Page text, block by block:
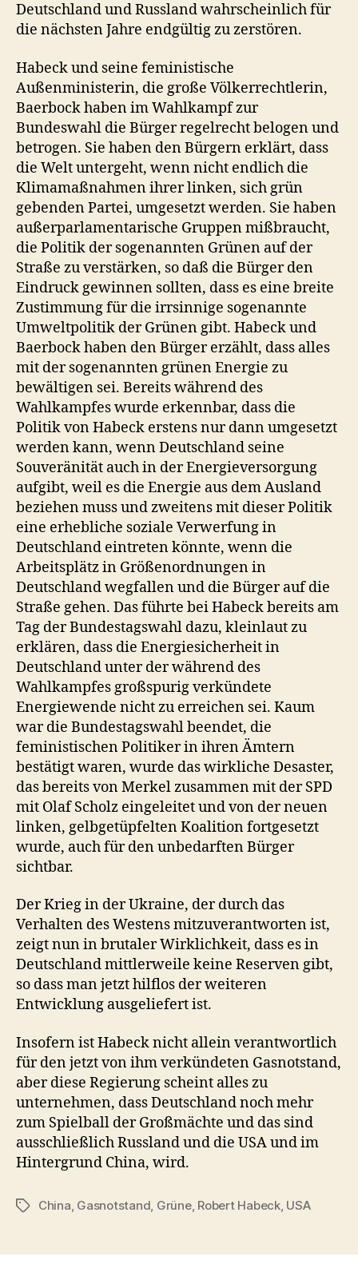
Deutschland und Russland wahrscheinlich für
die nächsten Jahre endgültig zu zerstören.
Habeck und seine feministische
Außenministerin, die große Völkerrechtlerin,
Baerbock haben im Wahlkampf zur
Bundeswahl die Bürger regelrecht belogen und
betrogen. Sie haben den Bürgern erklärt, dass
die Welt untergeht, wenn nicht endlich die
Klimamaßnahmen ihrer linken, sich grün
gebenden Partei, umgesetzt werden. Sie haben
außerparlamentarische Gruppen mißbraucht,
die Politik der sogenannten Grünen auf der
Straße zu verstärken, so daß die Bürger den
Eindruck gewinnen sollten, dass es eine breite
Zustimmung für die irrsinnige sogenannte
Umweltpolitik der Grünen gibt. Habeck und
Baerbock haben den Bürger erzählt, dass alles
mit der sogenannten grünen Energie zu
bewältigen sei. Bereits während des
Wahlkampfes wurde erkennbar, dass die
Politik von Habeck erstens nur dann umgesetzt
werden kann, wenn Deutschland seine
Souveränität auch in der Energieversorgung
aufgibt, weil es die Energie aus dem Ausland
beziehen muss und zweitens mit dieser Politik
eine erhebliche soziale Verwerfung in
Deutschland eintreten könnte, wenn die
Arbeitsplätz in Größenordnungen in
Deutschland wegfallen und die Bürger auf die
Straße gehen. Das führte bei Habeck bereits am
Tag der Bundestagswahl dazu, kleinlaut zu
erklären, dass die Energiesicherheit in
Deutschland unter der während des
Wahlkampfes großspurig verkündete
Energiewende nicht zu erreichen sei. Kaum
war die Bundestagswahl beendet, die
feministischen Politiker in ihren Ämtern
bestätigt waren, wurde das wirkliche Desaster,
das bereits von Merkel zusammen mit der SPD
mit Olaf Scholz eingeleitet und von der neuen
linken, gelbgetüpfelten Koalition fortgesetzt
wurde, auch für den unbedarften Bürger
sichtbar.
Der Krieg in der Ukraine, der durch das
Verhalten des Westens mitzuverantworten ist,
zeigt nun in brutaler Wirklichkeit, dass es in
Deutschland mittlerweile keine Reserven gibt,
so dass man jetzt hilflos der weiteren
Entwicklung ausgeliefert ist.
Insofern ist Habeck nicht allein verantwortlich
für den jetzt von ihm verkündeten Gasnotstand,
aber diese Regierung scheint alles zu
unternehmen, dass Deutschland noch mehr
zum Spielball der Großmächte und das sind
ausschließlich Russland und die USA und im
Hintergrund China, wird.
Schlagwörter
China Gasnotstand Grüne, Robert Habeck, USA